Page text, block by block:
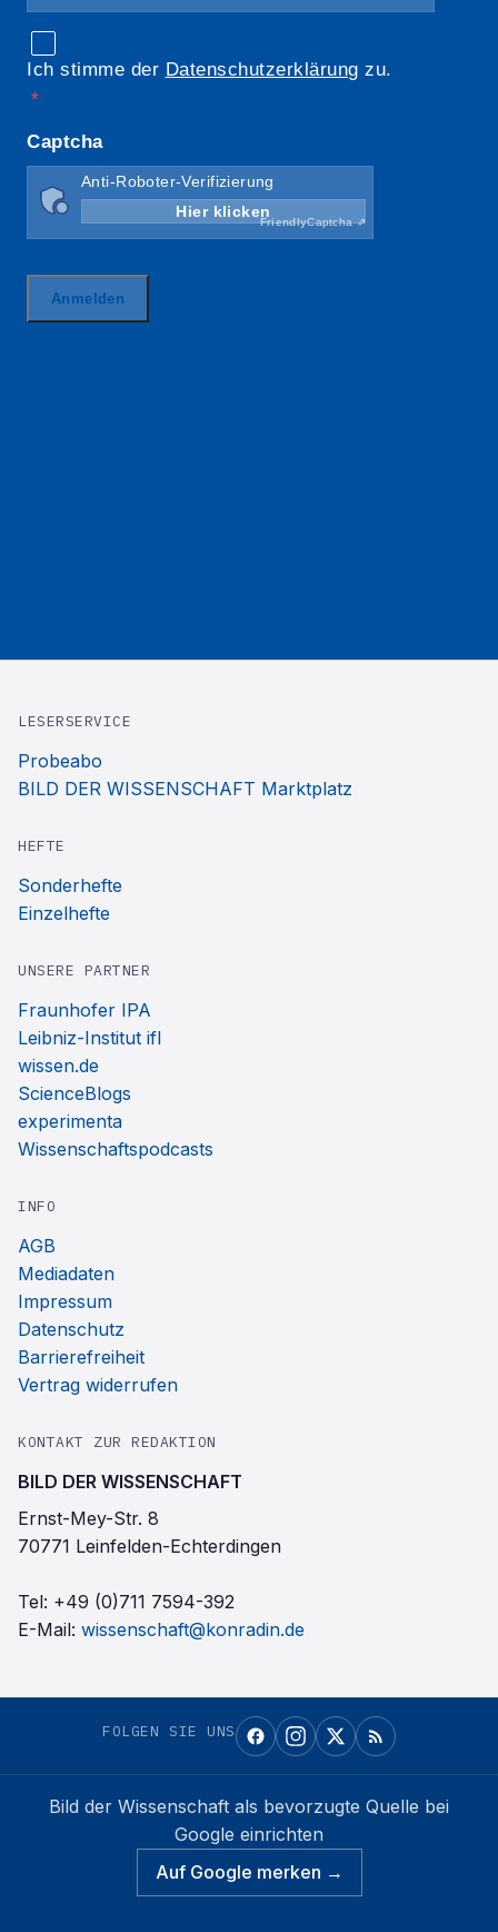
LESERSERVICE
Probeabo
BILD DER WISSENSCHAFT Marktplatz
HEFTE
Sonderhefte
Einzelhefte
UNSERE PARTNER
Fraunhofer IPA
Leibniz-Institut ifl
wissen.de
ScienceBlogs
experimenta
Wissenschaftspodcasts
INFO
AGB
Mediadaten
Impressum
Datenschutz
Barrierefreiheit
Vertrag widerrufen
KONTAKT ZUR REDAKTION
BILD DER WISSENSCHAFT
Ernst-Mey-Str. 8
70771 Leinfelden-Echterdingen
Tel: +49 (0)711 7594-392
E-Mail: wissenschaft@konradin.de
FOLGEN SIE UNS
Bild der Wissenschaft als bevorzugte Quelle bei
Google einrichten
Auf Google merken →